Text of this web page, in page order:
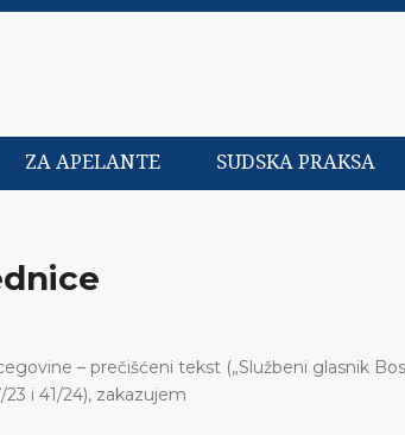
ZA APELANTE SUDSKA PRAKSA
– prečišćeni tekst („Službeni glasnik
23 i 41/24), zakazujem